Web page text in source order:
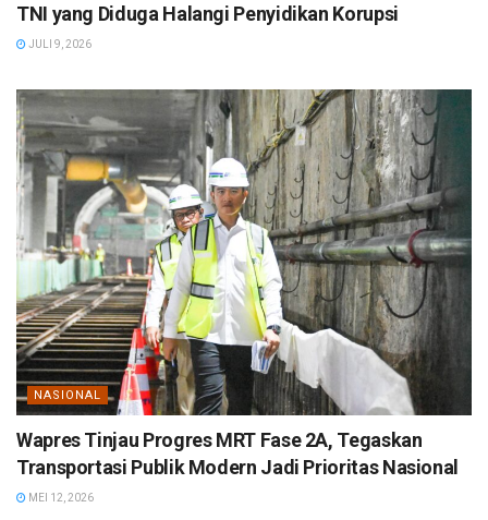
TNI yang Diduga Halangi Penyidikan Korupsi
JULI 9, 2026
NASIONAL
Wapres Tinjau Progres MRT Fase 2A, Tegaskan
Transportasi Publik Modern Jadi Prioritas Nasional
MEI 12, 2026